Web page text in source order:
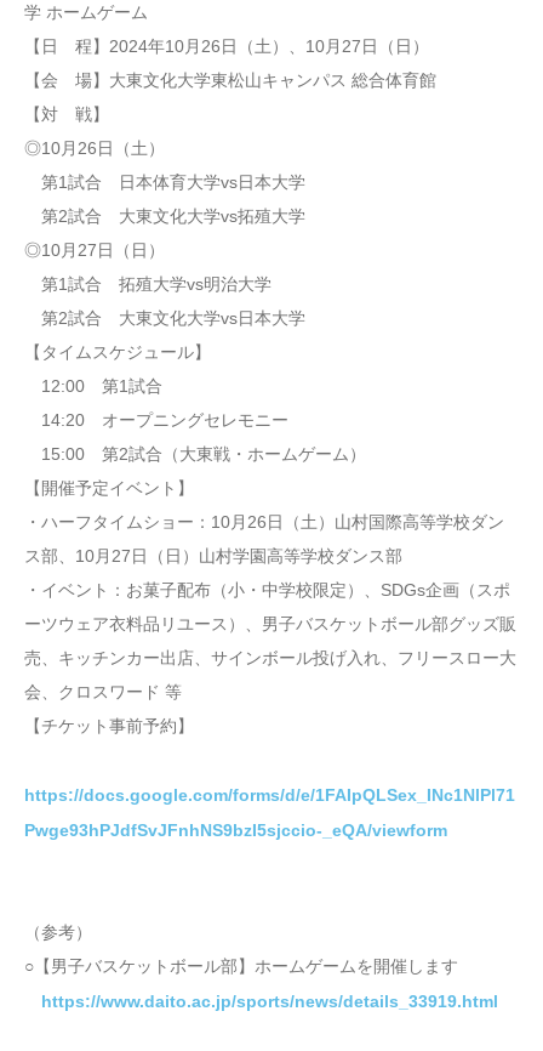
学 ホームゲーム
【日 程】2024年10月26日（土）、10月27日（日）
【会 場】大東文化大学東松山キャンパス 総合体育館
【対 戦】
◎10月26日（土）
第1試合 日本体育大学vs日本大学
第2試合 大東文化大学vs拓殖大学
◎10月27日（日）
第1試合 拓殖大学vs明治大学
第2試合 大東文化大学vs日本大学
【タイムスケジュール】
12:00 第1試合
14:20 オープニングセレモニー
15:00 第2試合（大東戦・ホームゲーム）
【開催予定イベント】
・ハーフタイムショー：10月26日（土）山村国際高等学校ダン
ス部、10月27日（日）山村学園高等学校ダンス部
・イベント：お菓子配布（小・中学校限定）、SDGs企画（スポ
ーツウェア衣料品リユース）、男子バスケットボール部グッズ販
売、キッチンカー出店、サインボール投げ入れ、フリースロー大
会、クロスワード 等
【チケット事前予約】
https://docs.google.com/forms/d/e/1FAIpQLSex_INc1NlPl71
Pwge93hPJdfSvJFnhNS9bzI5sjccio-_eQA/viewform
（参考）
○【男子バスケットボール部】ホームゲームを開催します
https://www.daito.ac.jp/sports/news/details_33919.html